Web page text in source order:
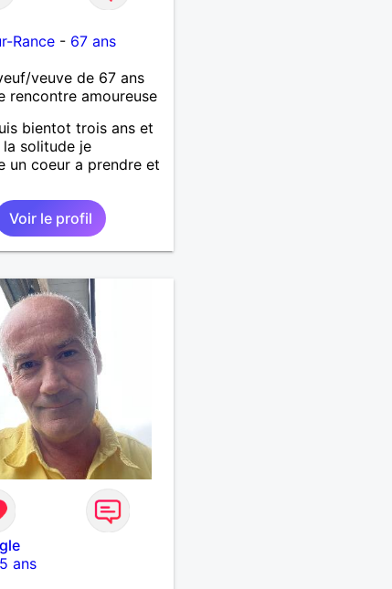
Rance - 67 ans
veuve de 67 ans
rencontre amoureuse
bientot trois ans et
la solitude je
un coeur a prendre et
Voir le profil
ans